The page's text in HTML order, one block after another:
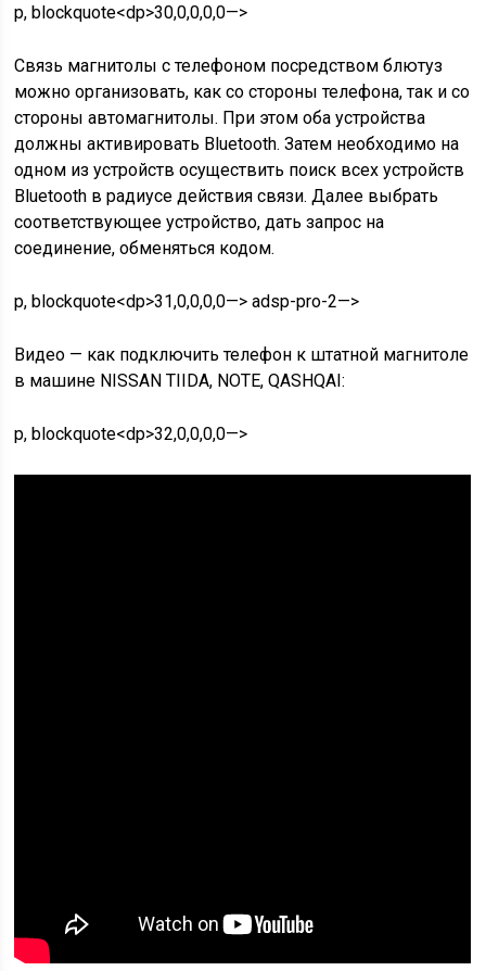
p, blockquote<dp>30,0,0,0,0—>
Связь магнитолы с телефоном посредством блютуз
можно организовать, как со стороны телефона, так и со
стороны автомагнитолы. При этом оба устройства
должны активировать Bluetooth. Затем необходимо на
одном из устройств осуществить поиск всех устройств
Bluetooth в радиусе действия связи. Далее выбрать
соответствующее устройство, дать запрос на
соединение, обменяться кодом.
p, blockquote<dp>31,0,0,0,0—> adsp-pro-2—>
Видео — как подключить телефон к штатной магнитоле
в машине NISSAN TIIDA, NOTE, QASHQAI:
p, blockquote<dp>32,0,0,0,0—>